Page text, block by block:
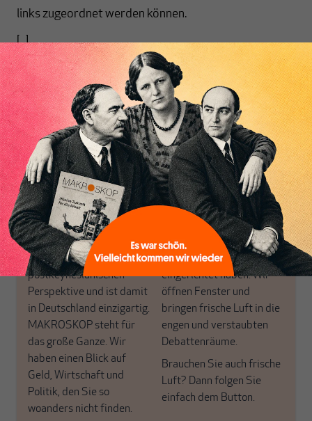
Inhaltsverzeichnis
links zugeordnet werden können.
[...]
Nichts schreibt sich
von allein!
Nur für Abonnenten
MAKROSKOP analysiert
wirtschaftspolitische
Themen aus einer
postkeynesianischen
Perspektive und ist damit
in Deutschland einzigartig.
MAKROSKOP steht für
das große Ganze. Wir
haben einen Blick auf
Geld, Wirtschaft und
Politik, den Sie so
woanders nicht finden.
Wir verlassen die
journalistische Filterblase,
in der sich viele
eingerichtet haben. Wir
öffnen Fenster und
bringen frische Luft in die
engen und verstaubten
Debattenräume.
Brauchen Sie auch frische
Luft? Dann folgen Sie
einfach dem Button.